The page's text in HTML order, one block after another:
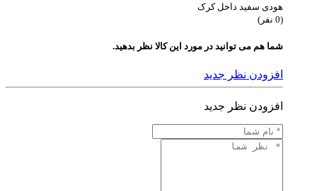
هودی سفید داخل کرک
(0 نفر)
شما هم می توانید در مورد این کالا نظر بدهید.
افزودن نظر جدید
افزودن نظر جدید